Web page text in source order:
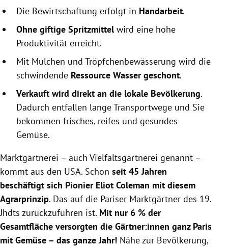
Die Bewirtschaftung erfolgt in Handarbeit.
Ohne giftige Spritzmittelwird eine hohe
Produktivität erreicht.
Mit Mulchen und Tröpfchenbewässerung wird die
schwindende Ressource Wasser geschont.
Verkauft wird direkt an die lokale Bevölkerung.
Dadurch entfallen lange Transportwege und Sie
bekommen frisches, reifes und gesundes
Gemüse.
Marktgärtnerei – auch Vielfaltsgärtnerei genannt –
kommt aus den USA. Schon seit 45 Jahren
beschäftigt sich Pionier Eliot Coleman mit diesem
Agrarprinzip. Das auf die Pariser Marktgärtner des 19.
Jhdts zurückzuführen ist. Mit nur 6 % der
Gesamtfläche versorgten die Gärtner:innen ganz Paris
mit Gemüse – das ganze Jahr! Nähe zur Bevölkerung,